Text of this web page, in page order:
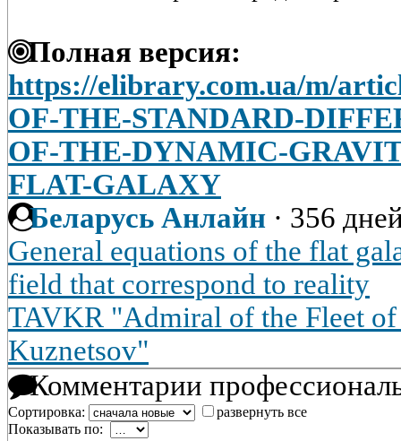
Полная версия:
https://elibrary.com.ua/m/
OF-THE-STANDARD-
OF-THE-DYNAMIC-
FLAT-GALAXY
Беларусь Анлайн · 356
General equations of the flat
field that correspond to reality
TAVKR "Admiral of the Fleet
Kuznetsov"
Комментарии
Сортировка:
развернуть все
Показывать по: